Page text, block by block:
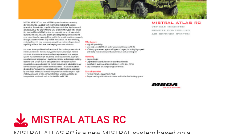
MISTRAL ATLAS RC